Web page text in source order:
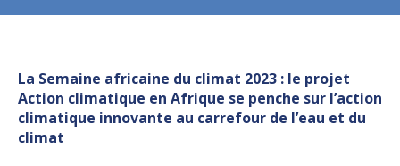
La Semaine africaine du climat 2023 : le projet
Action climatique en Afrique se penche sur l’action
climatique innovante au carrefour de l’eau et du
climat